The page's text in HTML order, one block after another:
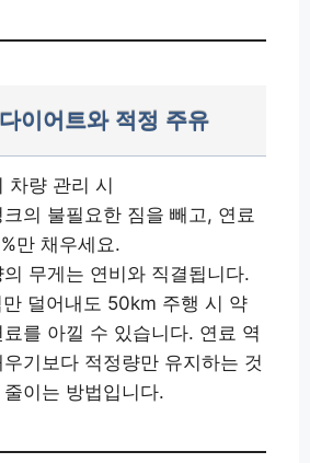
이어트와 적정 주유
차량 관리 시
크의 불필요한 짐을 빼고, 연료
만 채우세요.
의 무게는 연비와 직결됩니다.
덜어내도 50km 주행 시 약
를 아낄 수 있습니다. 연료 역
기보다 적정량만 유지하는 것
이는 방법입니다.